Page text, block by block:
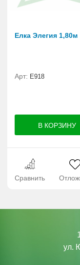
Елка Элегия 1,80м
Арт: E918
Сравнить
ул.